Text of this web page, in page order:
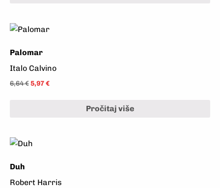
Palomar
Italo Calvino
6,64€5,97€
Pročitaj više
Duh
Robert Harris